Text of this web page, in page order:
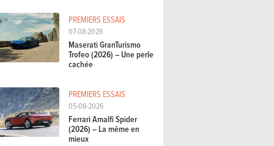
PREMIERS ESSAIS
07-08-2026
Maserati GranTurismo
Trofeo (2026) – Une perle
cachée
PREMIERS ESSAIS
05-08-2026
Ferrari Amalfi Spider
(2026) – La même en
mieux